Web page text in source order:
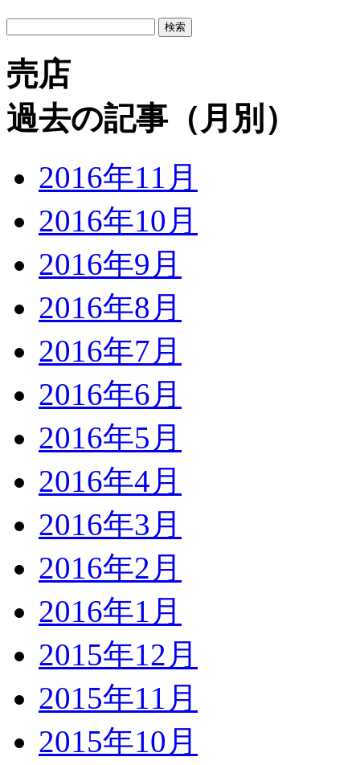
売店
過去の記事（月別）
2016年11月
2016年10月
2016年9月
2016年8月
2016年7月
2016年6月
2016年5月
2016年4月
2016年3月
2016年2月
2016年1月
2015年12月
2015年11月
2015年10月